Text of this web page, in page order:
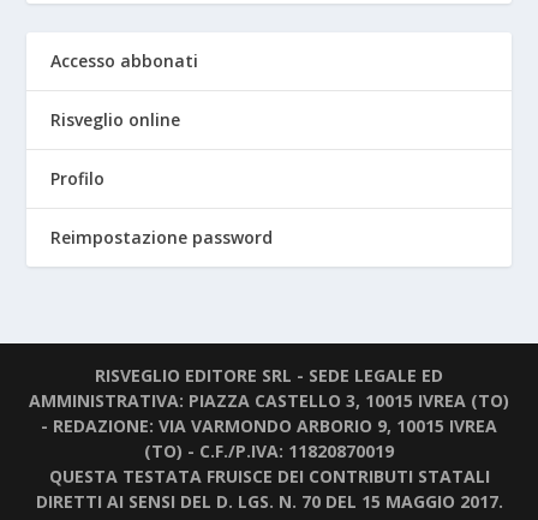
Accesso abbonati
Risveglio online
Profilo
Reimpostazione password
RISVEGLIO EDITORE SRL - SEDE LEGALE ED
AMMINISTRATIVA: PIAZZA CASTELLO 3, 10015 IVREA (TO)
- REDAZIONE: VIA VARMONDO ARBORIO 9, 10015 IVREA
(TO) - C.F./P.IVA: 11820870019
QUESTA TESTATA FRUISCE DEI CONTRIBUTI STATALI
DIRETTI AI SENSI DEL D. LGS. N. 70 DEL 15 MAGGIO 2017.